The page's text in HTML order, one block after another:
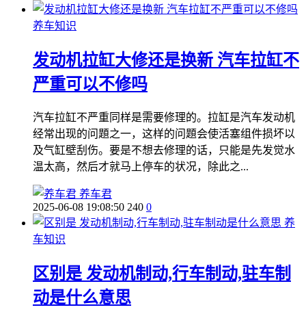
养车知识
发动机拉缸大修还是换新 汽车拉缸不
严重可以不修吗
汽车拉缸不严重同样是需要修理的。拉缸是汽车发动机
经常出现的问題之一，这样的问題会使活塞组件损坏以
及气缸壁刮伤。要是不想去修理的话，只能是先发觉水
温太高，然后才就马上停车的状况，除此之...
养车君
2025-06-08 19:08:50 240 0
养
车知识
区别是 发动机制动,行车制动,驻车制
动是什么意思